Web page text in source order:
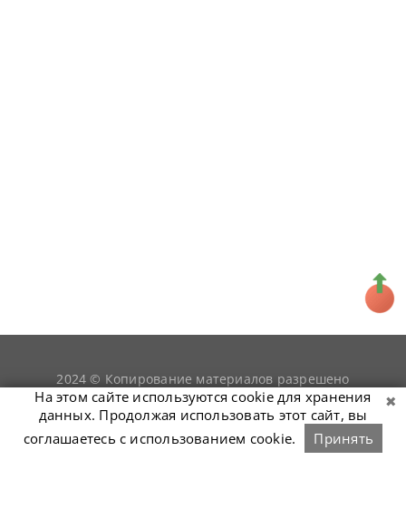
2024 © Копирование материалов разрешено
только при условии гиперссылки наsnookerist.ru
На этом сайте используются cookie для хранения
данных. Продолжая использовать этот сайт, вы
соглашаетесь с использованием cookie.
Принять